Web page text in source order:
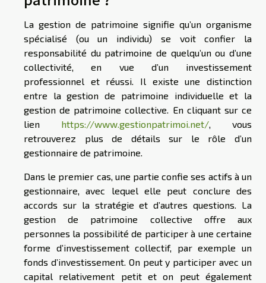
La gestion de patrimoine signifie qu’un organisme
spécialisé (ou un individu) se voit confier la
responsabilité du patrimoine de quelqu’un ou d’une
collectivité, en vue d’un investissement
professionnel et réussi. Il existe une distinction
entre la gestion de patrimoine individuelle et la
gestion de patrimoine collective. En cliquant sur ce
lien https://www.gestionpatrimoi.net/, vous
retrouverez plus de détails sur le rôle d’un
gestionnaire de patrimoine.
Dans le premier cas, une partie confie ses actifs à un
gestionnaire, avec lequel elle peut conclure des
accords sur la stratégie et d’autres questions. La
gestion de patrimoine collective offre aux
personnes la possibilité de participer à une certaine
forme d’investissement collectif, par exemple un
fonds d’investissement. On peut y participer avec un
capital relativement petit et on peut également